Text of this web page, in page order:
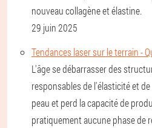
nouveau collagène et élastine.
29 juin 2025
Tendances laser sur le terrain -
L'âge se débarrasser des
responsables de l'élasticité et
peau et perd la capacité de
pratiquement aucune phase de